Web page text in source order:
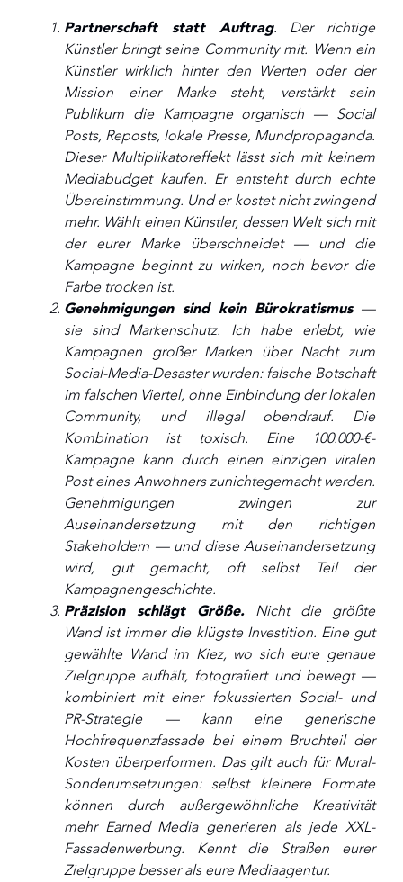
Partnerschaft statt Auftrag. Der richtige
Künstler bringt seine Community mit. Wenn ein
Künstler wirklich hinter den Werten oder der
Mission einer Marke steht, verstärkt sein
Publikum die Kampagne organisch — Social
Posts, Reposts, lokale Presse, Mundpropaganda.
Dieser Multiplikatoreffekt lässt sich mit keinem
Mediabudget kaufen. Er entsteht durch echte
Übereinstimmung. Und er kostet nicht zwingend
mehr. Wählt einen Künstler, dessen Welt sich mit
der eurer Marke überschneidet — und die
Kampagne beginnt zu wirken, noch bevor die
Farbe trocken ist.
Genehmigungen sind kein Bürokratismus—
sie sind Markenschutz. Ich habe erlebt, wie
Kampagnen großer Marken über Nacht zum
Social-Media-Desaster wurden: falsche Botschaft
im falschen Viertel, ohne Einbindung der lokalen
Community, und illegal obendrauf. Die
Kombination ist toxisch. Eine 100.000-€-
Kampagne kann durch einen einzigen viralen
Post eines Anwohners zunichtegemacht werden.
Genehmigungen zwingen zur
Auseinandersetzung mit den richtigen
Stakeholdern — und diese Auseinandersetzung
wird, gut gemacht, oft selbst Teil der
Kampagnengeschichte.
Präzision schlägt Größe. Nicht die größte
Wand ist immer die klügste Investition. Eine gut
gewählte Wand im Kiez, wo sich eure genaue
Zielgruppe aufhält, fotografiert und bewegt —
kombiniert mit einer fokussierten Social- und
PR-Strategie — kann eine generische
Hochfrequenzfassade bei einem Bruchteil der
Kosten überperformen. Das gilt auch für Mural-
Sonderumsetzungen: selbst kleinere Formate
können durch außergewöhnliche Kreativität
mehr Earned Media generieren als jede XXL-
Fassadenwerbung. Kennt die Straßen eurer
Zielgruppe besser als eure Mediaagentur.